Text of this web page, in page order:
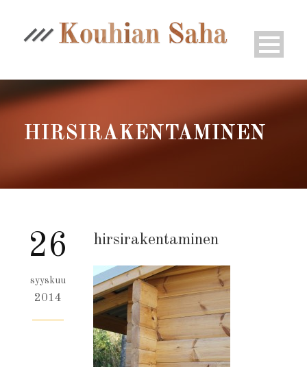
HIRSIRAKENTAMINEN
26
syyskuu
2014
hirsirakentaminen